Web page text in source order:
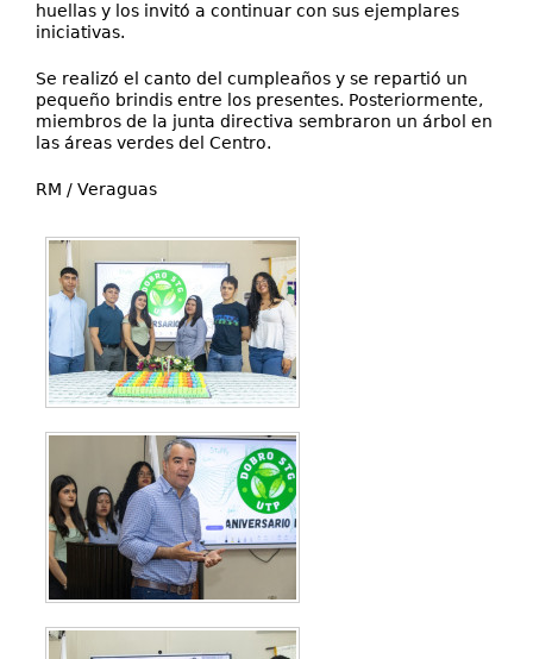
huellas y los invitó a continuar con sus ejemplares
iniciativas.
Se realizó el canto del cumpleaños y se repartió un
pequeño brindis entre los presentes. Posteriormente,
miembros de la junta directiva sembraron un árbol en
las áreas verdes del Centro.
RM / Veraguas